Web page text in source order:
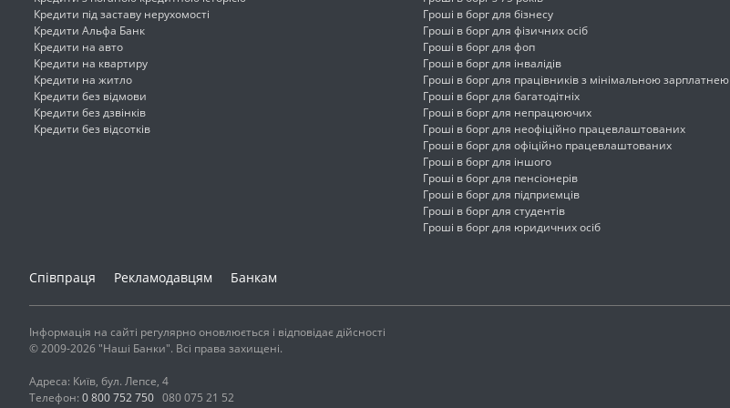
Кредити під заставу нерухомості
Кредити Альфа Банк
Кредити на авто
Кредити на квартиру
Кредити на житло
Кредити без відмови
Кредити без дзвінків
Кредити без відсотків
Гроші в борг для бізнесу
Гроші в борг для фізичних осіб
Гроші в борг для фоп
Гроші в борг для інвалідів
Гроші в борг для працівників з мінімальною зарплатнею
Гроші в борг для багатодітніх
Гроші в борг для непрацюючих
Гроші в борг для неофіційно працевлаштованих
Гроші в борг для офіційно працевлаштованих
Гроші в борг для іншого
Гроші в борг для пенсіонерів
Гроші в борг для підприємців
Гроші в борг для студентів
Гроші в борг для юридичних осіб
Співпраця Рекламодавцям Банкам
Інформація на сайті регулярно оновлюється і відповідає дійсності
© 2009-2026 "Наші Банки". Всі права захищені.
Адреса: Київ, бул. Лепсе, 4
Телефон: 0 800 752 750 080 075 21 52